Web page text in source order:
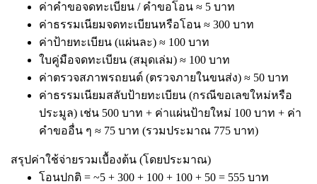
ค่าคำขอจดทะเบียน / คำขอโอน ≈ 5 บาท
ค่าธรรมเนียมจดทะเบียนหรือโอน ≈ 300 บาท
ค่าป้ายทะเบียน (แผ่นละ) ≈ 100 บาท
ใบคู่มือจดทะเบียน (สมุดเล่ม) ≈ 100 บาท
ค่าตรวจสภาพรถยนต์ (ตรวจภายในขนส่ง) ≈ 50 บาท
ค่าธรรมเนียมสลับป้ายทะเบียน (กรณีขอเลขใหม่หรือ
ประมูล) เช่น 500 บาท + ค่าแผ่นป้ายใหม่ 100 บาท + ค่า
คำขออื่น ๆ ≈ 75 บาท (รวมประมาณ 775 บาท)
สรุปค่าใช้จ่ายรวมเบื้องต้น (โดยประมาณ)
โอนปกติ = ~5 + 300 + 100 + 100 + 50 = 555 บาท